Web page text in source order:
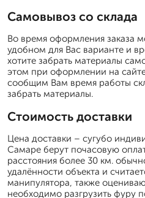
Самовывоз со склада
Во время оформления заказа
удобном для Вас варианте и
хотите забрать материалы
этом при оформлении на
сообщим Вам время работы
забрать материалы.
Стоимость доставки
Цена доставки – сугубо
Самаре берут почасовую
расстояния более 30 км.
удалённости объекта и
манипулятора, также
необходимо разгрузить фуру